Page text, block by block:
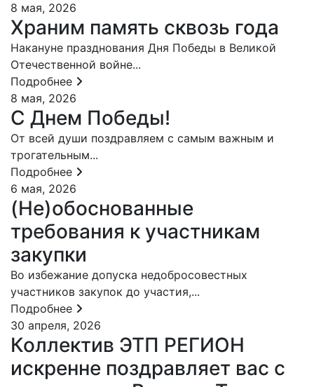
8 мая, 2026
Храним память сквозь года
Накануне празднования Дня Победы в Великой
Отечественной войне...
Подробнее
8 мая, 2026
С Днем Победы!
От всей души поздравляем с самым важным и
трогательным...
Подробнее
6 мая, 2026
(Не)обоснованные
требования к участникам
закупки
Во избежание допуска недобросовестных
участников закупок до участия,...
Подробнее
30 апреля, 2026
Коллектив ЭТП РЕГИОН
искренне поздравляет вас с